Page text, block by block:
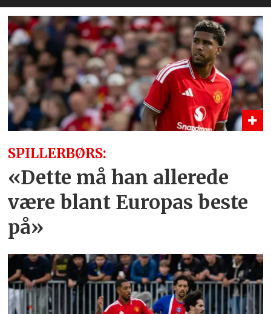
SPILLERBØRS:
«Dette må han allerede
være blant Europas beste
på»